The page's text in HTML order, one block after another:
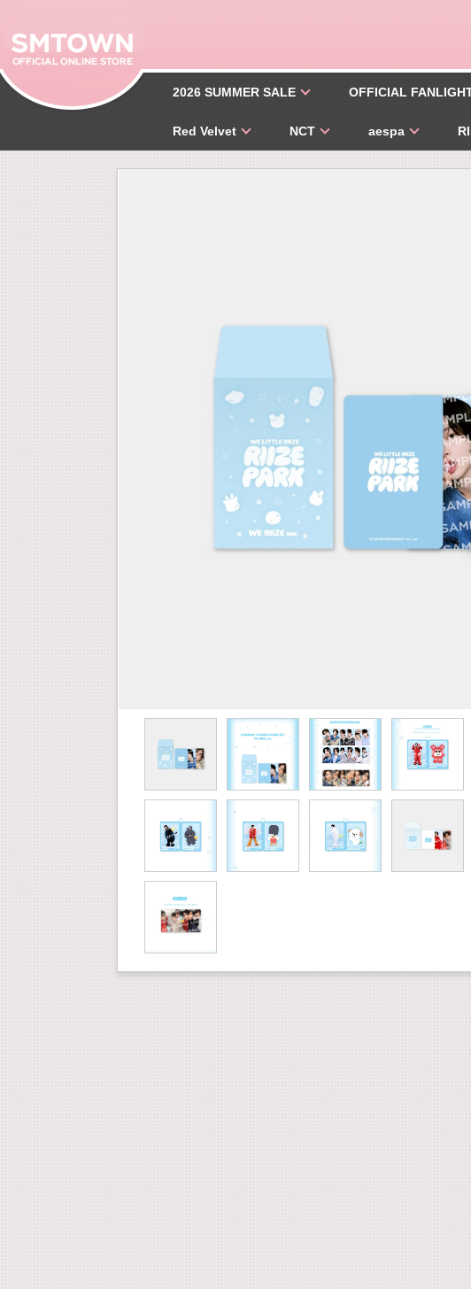
2026 SUMMER SALE OFFICIAL
Red Velvet NCT aespa